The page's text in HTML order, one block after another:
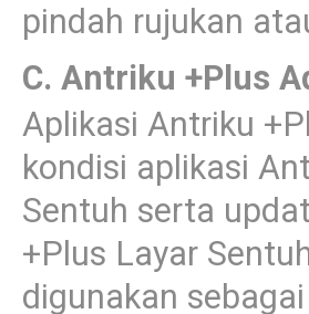
pindah rujukan
C. Antriku +Plus
Aplikasi Antriku
kondisi aplikasi
Sentuh serta
+Plus Layar
digunakan